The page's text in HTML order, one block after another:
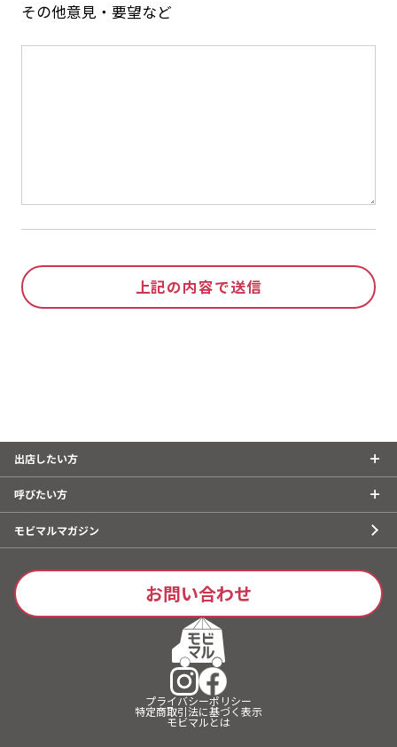
その他意見・要望など
上記の内容で送信
出店したい方
呼びたい方
モビマルマガジン
お問い合わせ
プライバシーポリシー
特定商取引法に基づく表示
モビマルとは